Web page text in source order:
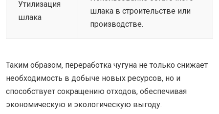
Утилизация
шлака
шлака в строительстве или
производстве.
Таким образом, переработка чугуна не только снижает
необходимость в добыче новых ресурсов, но и
способствует сокращению отходов, обеспечивая
экономическую и экологическую выгоду.